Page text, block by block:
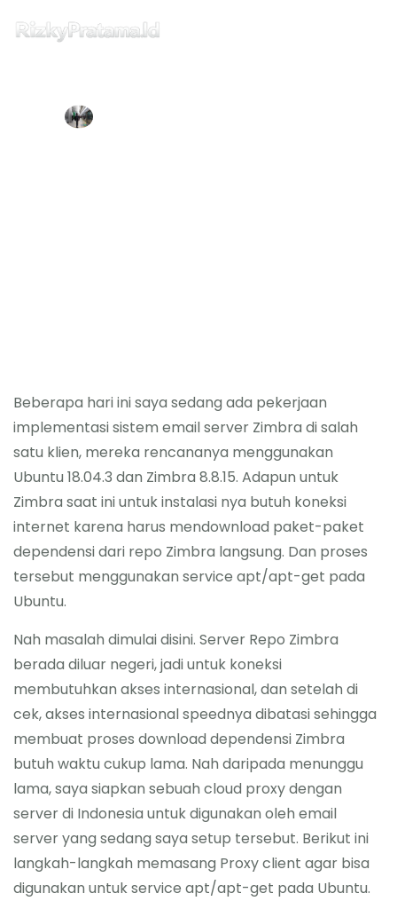
Intermezzo
About Me
Beberapa hari ini saya sedang ada pekerjaan
implementasi sistem email server Zimbra di salah
satu klien, mereka rencananya menggunakan
Ubuntu 18.04.3 dan Zimbra 8.8.15. Adapun untuk
Zimbra saat ini untuk instalasi nya butuh koneksi
internet karena harus mendownload paket-paket
dependensi dari repo Zimbra langsung. Dan proses
tersebut menggunakan service apt/apt-get pada
Ubuntu.
Nah masalah dimulai disini. Server Repo Zimbra
berada diluar negeri, jadi untuk koneksi
membutuhkan akses internasional, dan setelah di
cek, akses internasional speednya dibatasi sehingga
membuat proses download dependensi Zimbra
butuh waktu cukup lama. Nah daripada menunggu
lama, saya siapkan sebuah cloud proxy dengan
server di Indonesia untuk digunakan oleh email
server yang sedang saya setup tersebut. Berikut ini
langkah-langkah memasang Proxy client agar bisa
digunakan untuk service apt/apt-get pada Ubuntu.